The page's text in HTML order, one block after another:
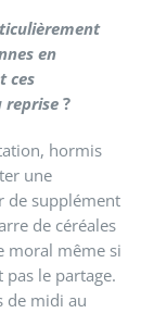
en
ces
reprise ?
hormis
une
de supplément
de céréales
moral même si
le partage.
de midi au